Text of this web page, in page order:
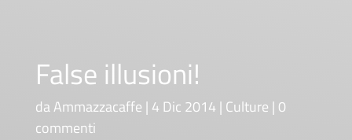
False illusioni!
daAmmazzacaffe 4 Dic 2014 Culture 0
commenti